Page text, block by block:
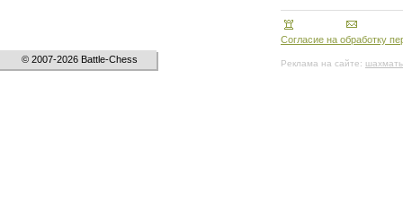
© 2007-2026 Battle-Chess
Согласие на обработку
Реклама на сайте: